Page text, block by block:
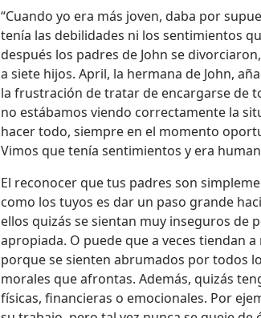
“Cuando yo era más joven, daba por
tenía las debilidades ni los sentimientos
después los padres de John se
a siete hijos. April, la hermana de John,
la frustración de tratar de encargarse de
no estábamos viendo correctamente la
hacer todo, siempre en el momento
Vimos que tenía sentimientos y era
El reconocer que tus padres son
como los tuyos es dar un paso grande
ellos quizás se sientan muy inseguros de
apropiada. O puede que a veces tiendan
porque se sienten abrumados por todos
morales que afrontas. Además, quizás
físicas, financieras o emocionales. Por